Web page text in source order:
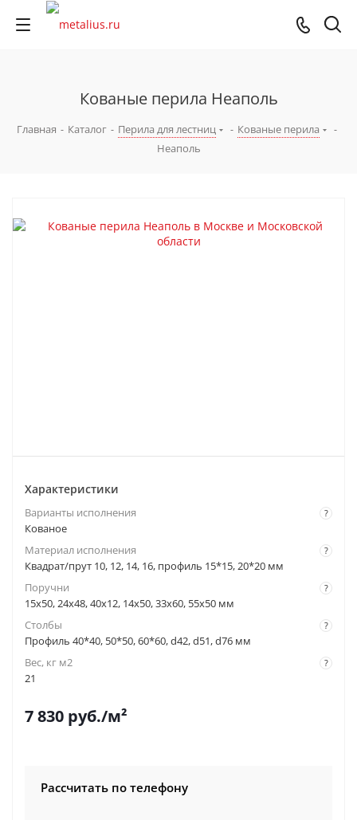
Кованые перила Неаполь
Главная - Каталог - Перила для лестниц - Кованые перила
-
Неаполь
Характеристики
?
Варианты исполнения
Кованое
?
Материал исполнения
Квадрат/прут 10, 12, 14, 16, профиль 15*15, 20*20 мм
?
Поручни
15x50, 24x48, 40x12, 14x50, 33x60, 55x50 мм
?
Столбы
Профиль 40*40, 50*50, 60*60, d42, d51, d76 мм
?
Вес, кг м2
21
7 830 руб./м²
Рассчитать по телефону